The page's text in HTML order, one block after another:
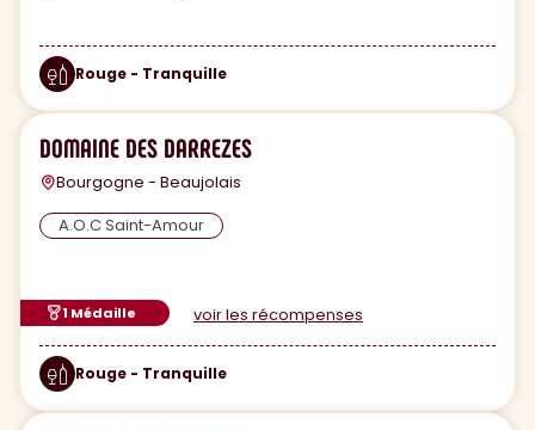
Rouge - Tranquille
DOMAINE DES DARREZES
Bourgogne - Beaujolais
A.O.C Saint-Amour
1 Médaille voir les récompenses
Rouge - Tranquille